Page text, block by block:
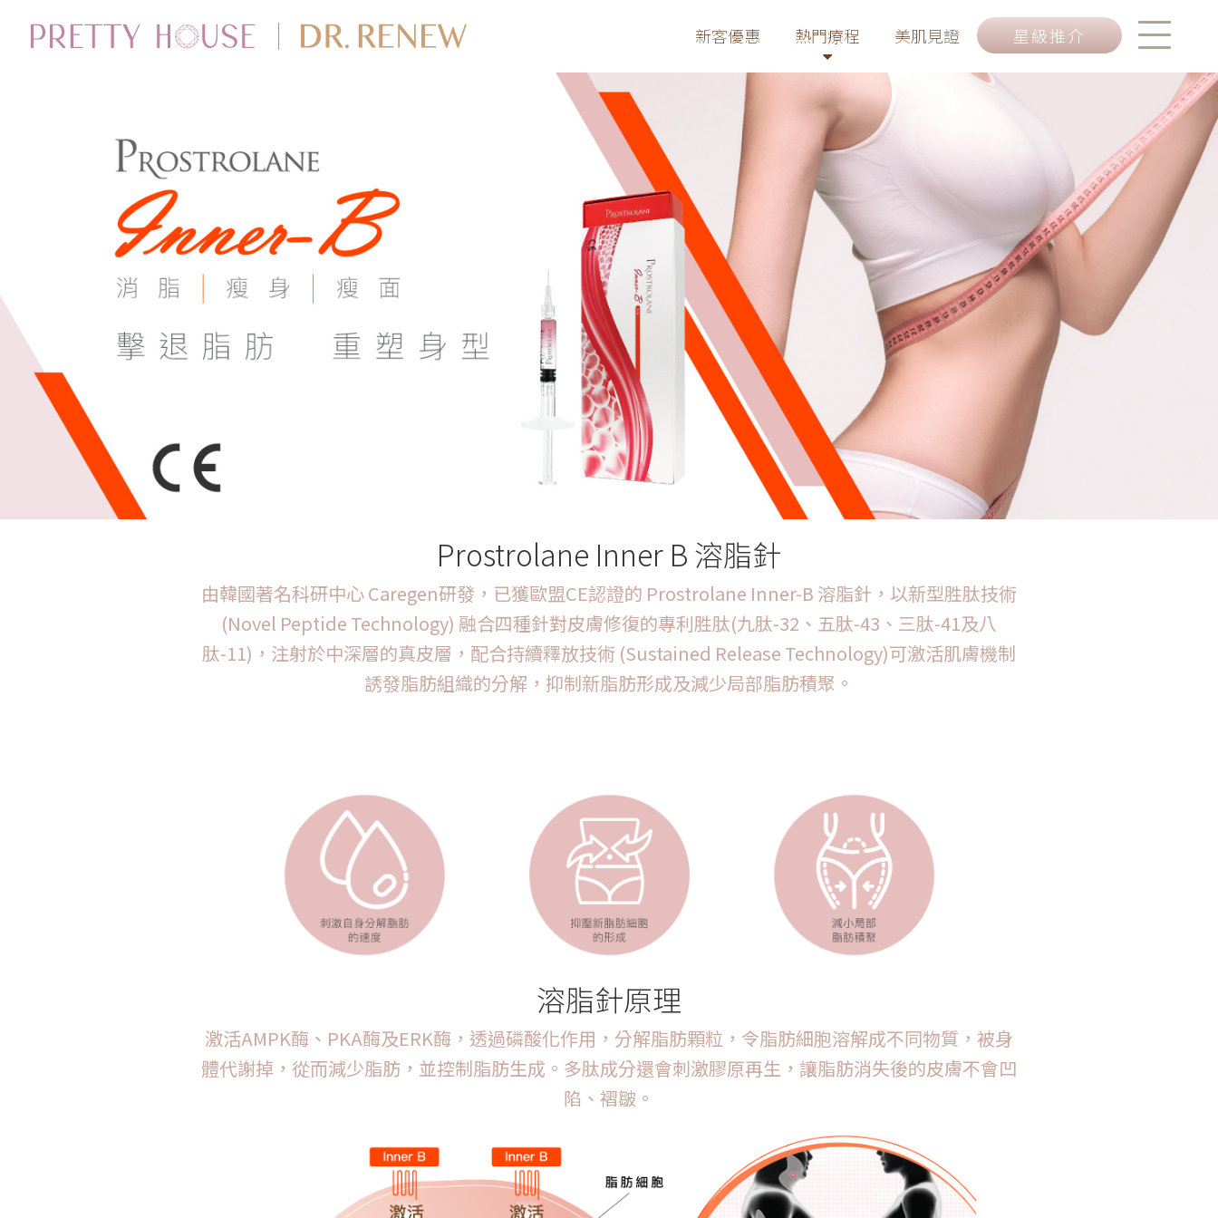
新客優惠 熱門療程 美肌見證 星級推介
Prostrolane Inner B 溶脂針
由韓國著名科研中心 Caregen研發，已獲歐盟CE認證的 Prostrolane Inner-B 溶脂針，以新型胜肽技術
(Novel Peptide Technology) 融合四種針對皮膚修復的專利胜肽(九肽-32、五肽-43、三肽-41及八
肽-11)，注射於中深層的真皮層，配合持續釋放技術 (Sustained Release Technology)可激活肌膚機制
誘發脂肪組織的分解，抑制新脂肪形成及減少局部脂肪積聚。
溶脂針原理
激活AMPK酶、PKA酶及ERK酶，透過磷酸化作用，分解脂肪顆粒，令脂肪細胞溶解成不同物質，被身
體代謝掉，從而減少脂肪，並控制脂肪生成。多肽成分還會刺激膠原再生，讓脂肪消失後的皮膚不會凹
陷、褶皺。